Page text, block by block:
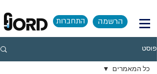
הרשמה התחברות
פוסט
כל המאמרים